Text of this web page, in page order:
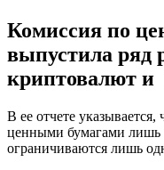
Комиссия по
выпустила ряд
криптовалют и
В ее отчете
ценными бумагами лишь
ограничиваются лишь